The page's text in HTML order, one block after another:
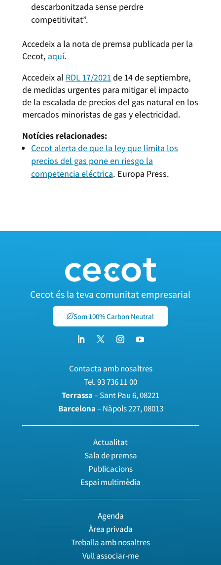
descarbonitzada sense perdre
competitivitat”.
Accedeix a la nota de premsa publicada per la
Cecot, aquí.
Accedeix al RDL 17/2021de 14 de septiembre,
de medidas urgentes para mitigar el impacto
de la escalada de precios del gas natural en los
mercados minoristas de gas y electricidad.
Notícies relacionades:
Cecot alerta de que la ley que limita los
precios del gas pone en riesgo la
competencia eléctrica. Europa Press.
Cecot és la teva comunitat empresarial
Som 100% Carbon Neutral
Contacta amb nosaltres
Tel.93 736 11 00
Terrassa– Sant Pau 6, 08221
Barcelona– Nàpols 227, 08013
Actualitat
Sala de premsa
Publicacions
Espai multimèdia
Agenda
Àrea privada
Treballa amb nosaltres
Vull associar-me